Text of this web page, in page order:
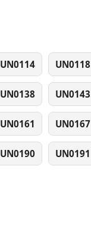
UN0114 UN0118
UN0138 UN0143
UN0161 UN0167
UN0190 UN0191